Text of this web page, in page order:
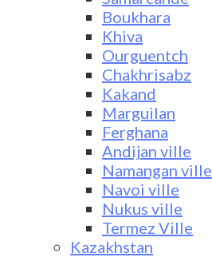
Boukhara
Khiva
Ourguentch
Chakhrisabz
Kakand
Marguilan
Ferghana
Andijan ville
Namangan ville
Navoi ville
Nukus ville
Termez Ville
Kazakhstan